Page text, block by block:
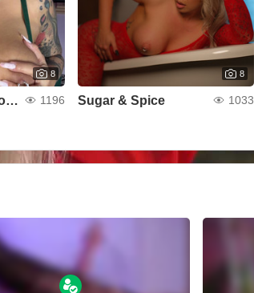
8
The Best Part of Your Dream 1196
8
Sugar & Spice 1033